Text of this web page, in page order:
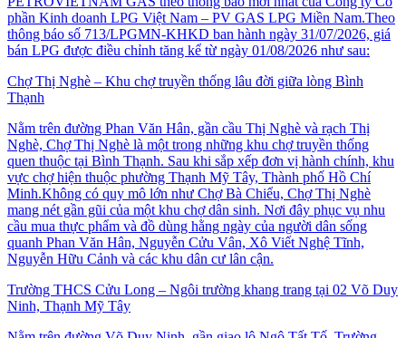
phần Kinh doanh LPG Việt Nam – PV GAS LPG Miền Nam.Theo
thông báo số 713/LPGMN-KHKD ban hành ngày 31/07/2026, giá
bán LPG được điều chỉnh tăng kể từ ngày 01/08/2026 như sau:
Chợ Thị Nghè – Khu chợ truyền thống lâu đời giữa lòng Bình
Thạnh
Nằm trên đường Phan Văn Hân, gần cầu Thị Nghè và rạch Thị
Nghè, Chợ Thị Nghè là một trong những khu chợ truyền thống
quen thuộc tại Bình Thạnh. Sau khi sắp xếp đơn vị hành chính, khu
vực chợ hiện thuộc phường Thạnh Mỹ Tây, Thành phố Hồ Chí
Minh.Không có quy mô lớn như Chợ Bà Chiểu, Chợ Thị Nghè
mang nét gần gũi của một khu chợ dân sinh. Nơi đây phục vụ nhu
cầu mua thực phẩm và đồ dùng hằng ngày của người dân sống
quanh Phan Văn Hân, Nguyễn Cửu Vân, Xô Viết Nghệ Tĩnh,
Nguyễn Hữu Cảnh và các khu dân cư lân cận.
Trường THCS Cửu Long – Ngôi trường khang trang tại 02 Võ Duy
Ninh, Thạnh Mỹ Tây